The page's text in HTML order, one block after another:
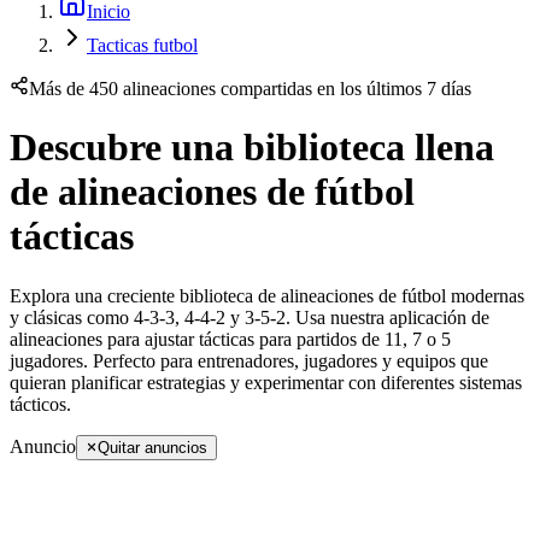
Inicio
Tacticas futbol
Más de 450 alineaciones compartidas en los últimos 7 días
Descubre una biblioteca llena
de alineaciones de fútbol
tácticas
Explora una creciente biblioteca de alineaciones de fútbol modernas
y clásicas como 4-3-3, 4-4-2 y 3-5-2. Usa nuestra aplicación de
alineaciones para ajustar tácticas para partidos de 11, 7 o 5
jugadores. Perfecto para entrenadores, jugadores y equipos que
quieran planificar estrategias y experimentar con diferentes sistemas
tácticos.
Anuncio Quitar anuncios